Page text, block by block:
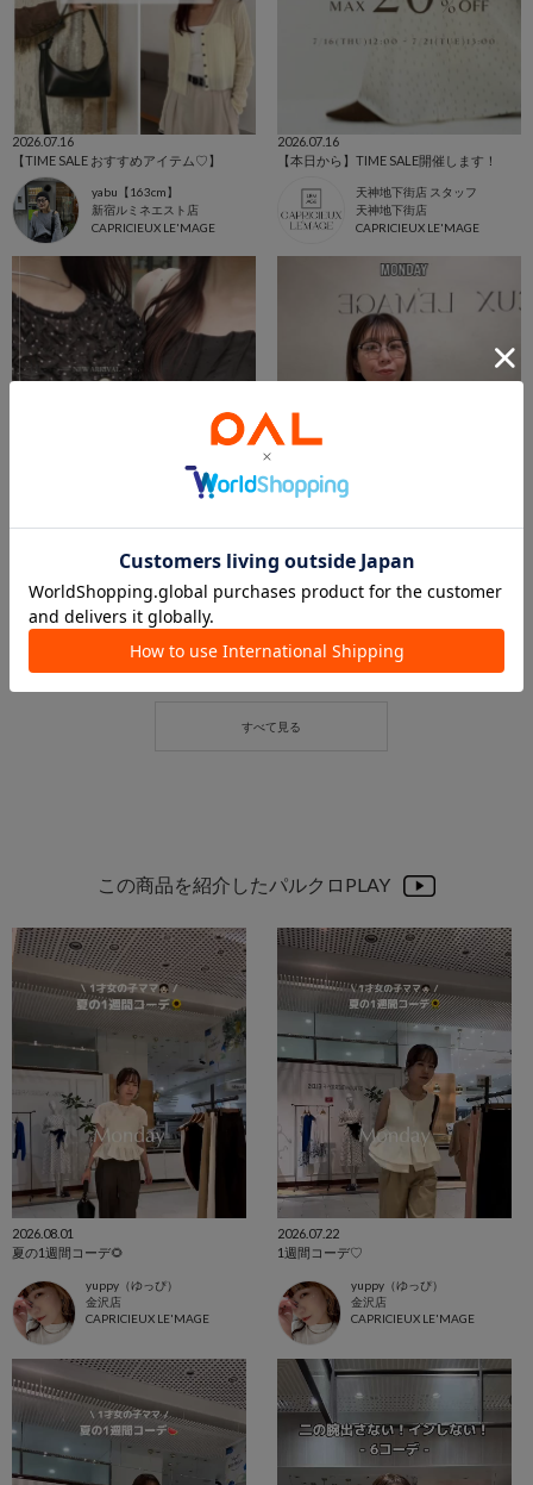
2026.07.16
【TIME SALE おすすめアイテム♡】
yabu【163cm】
新宿ルミネエスト店
CAPRICIEUX LE'MAGE
2026.07.16
【本日から】TIME SALE開催します！
天神地下街店 スタッフ
天神地下街店
CAPRICIEUX LE'MAGE
【骨スト着用】大人可愛いドットアイテム紹介♡
yayoi【158cm】
Online Store
夏の1週間コーデ♡
ikeda / 164cm
船橋店
この商品を紹介したパルクロPLAY
2026.08.01
夏の1週間コーデ🌻
yuppy（ゆっぴ）
金沢店
CAPRICIEUX LE'MAGE
2026.07.22
1週間コーデ♡
yuppy（ゆっぴ）
金沢店
CAPRICIEUX LE'MAGE